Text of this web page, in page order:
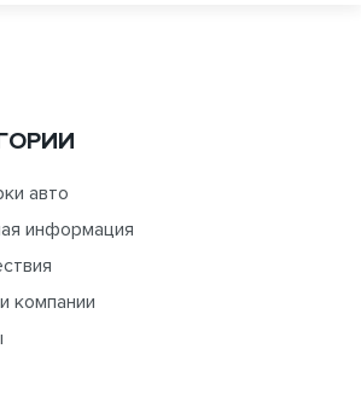
авто
информация
компании